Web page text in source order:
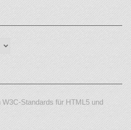
Standards für HTML5 und